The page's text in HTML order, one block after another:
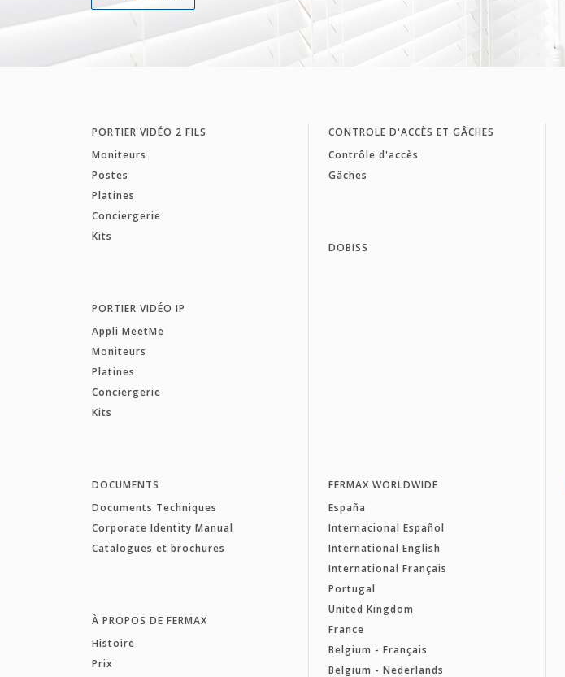
PORTIER VIDÉO 2 FILS
Moniteurs
Postes
Platines
Conciergerie
Kits
PORTIER VIDÉO IP
Appli MeetMe
Moniteurs
Platines
Conciergerie
Kits
CONTROLE D'ACCÈS ET GÂCHES
Contrôle d'accès
Gâches
DOBISS
DOCUMENTS
Documents Techniques
Corporate Identity Manual
Catalogues et brochures
À PROPOS DE FERMAX
Histoire
Prix
FERMAX WORLDWIDE
España
Internacional Español
International English
International Français
Portugal
United Kingdom
France
Belgium - Français
Belgium - Nederlands